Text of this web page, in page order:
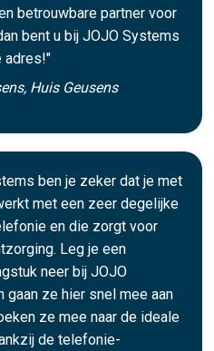
betrouwbare partner voor
bent u bij JOJO Systems
adres!"
Huis Geusens
ben je zeker dat je met
met een zeer degelijke
en die zorgt voor
Leg je een
neer bij JOJO
gaan ze hier snel mee aan
ze mee naar de ideale
de telefonie-